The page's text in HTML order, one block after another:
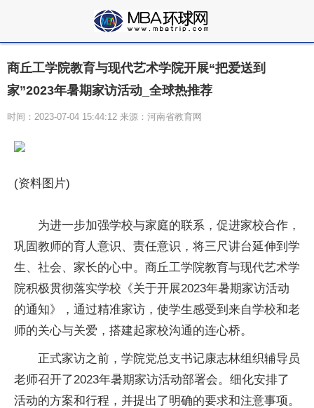
商丘工学院教育与现代艺术学院开展“把爱送到
家”2023年暑期家访活动_全球热推荐
时间：2023-07-04 15:44:12 来源：河南省教育网
(资料图片)
为进一步加强学校与家庭的联系，促进家校合作，
巩固教师的育人意识、责任意识，将三尺讲台延伸到学
生、社会、家长的心中。商丘工学院教育与现代艺术学
院积极贯彻落实学校《关于开展2023年暑期家访活动
的通知》，通过精准家访，使学生感受到来自学校和老
师的关心与关爱，搭建起家校沟通的连心桥。
正式家访之前，学院党总支书记康志林组织辅导员
老师召开了2023年暑期家访活动部署会。细化安排了
活动的方案和行程，并提出了明确的要求和注意事项。